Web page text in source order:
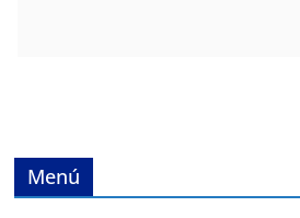
Menú